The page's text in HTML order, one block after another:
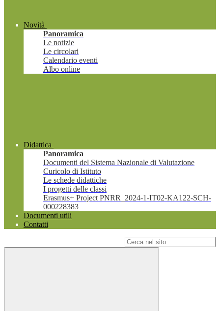
Novità
Panoramica
Le notizie
Le circolari
Calendario eventi
Albo online
Didattica
Panoramica
Documenti del Sistema Nazionale di Valutazione
Curicolo di Istituto
Le schede didattiche
I progetti delle classi
Erasmus+ Project PNRR_2024-1-IT02-KA122-SCH-
000228383
Documenti utili
Contatti